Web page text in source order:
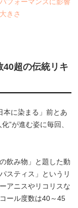
きさ
40超の伝統リキ
に染まる」前とあ
”が進む姿に毎回、
飲み物」と題した動
スティス」というリ
アニスやリコリスな
ール度数は40～45